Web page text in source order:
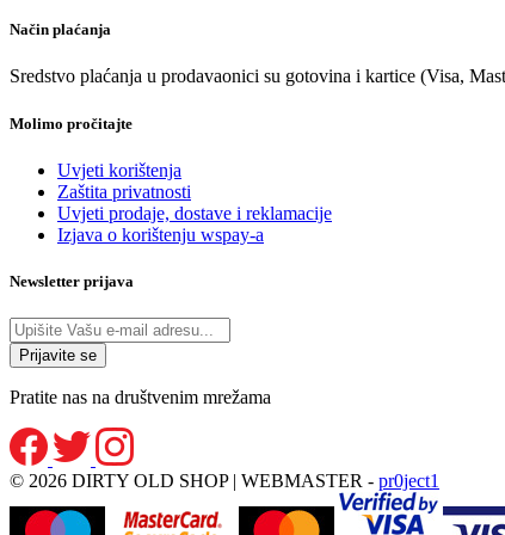
Način plaćanja
Sredstvo plaćanja u prodavaonici su gotovina i kartice (Visa,
Molimo pročitajte
Uvjeti korištenja
Zaštita privatnosti
Uvjeti prodaje, dostave i reklamacije
Izjava o korištenju wspay-a
Newsletter prijava
Pratite nas na društvenim mrežama
© 2026 DIRTY OLD SHOP | WEBMASTER - pr0ject1